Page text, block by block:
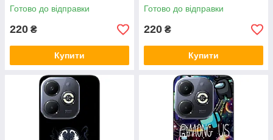
Готово до відправки
220 ₴
Купити
Готово до відправки
220 ₴
Купити